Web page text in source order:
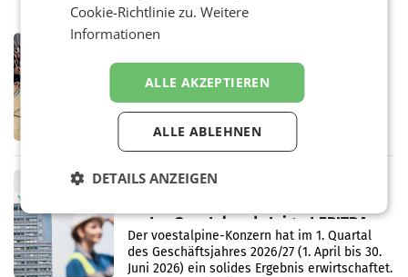
RETAIL
Bipa unterstützt Bewegte Kids
Sommercamps im Osten Österreichs
Bereits zum zweiten Mal begleitet Bipa das
polysportive Sommersportcamp „Bewegte
Kids“. Während der Campwochen in den
Monaten Juli und August versorgt das
RETAIL
erstes Quartal und steigert EBITDA
Der voestalpine-Konzern hat im 1. Quartal
des Geschäftsjahres 2026/27 (1. April bis 30.
Juni 2026) ein solides Ergebnis erwirtschaftet.
Cookie-Richtlinie zu.Weitere
Informationen
ALLE AKZEPTIEREN
ALLE ABLEHNEN
DETAILS ANZEIGEN